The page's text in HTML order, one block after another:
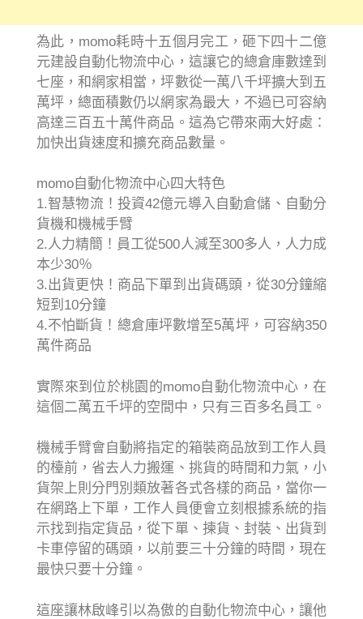
為此，momo耗時十五個月完工，砸下四十二億
元建設自動化物流中心，這讓它的總倉庫數達到
七座，和網家相當，坪數從一萬八千坪擴大到五
萬坪，總面積數仍以網家為最大，不過已可容納
高達三百五十萬件商品。這為它帶來兩大好處：
加快出貨速度和擴充商品數量。
momo自動化物流中心四大特色
1.智慧物流！投資42億元導入自動倉儲、自動分
貨機和機械手臂
2.人力精簡！員工從500人減至300多人，人力成
本少30％
3.出貨更快！商品下單到出貨碼頭，從30分鐘縮
短到10分鐘
4.不怕斷貨！總倉庫坪數增至5萬坪，可容納350
萬件商品
實際來到位於桃園的momo自動化物流中心，在
這個二萬五千坪的空間中，只有三百多名員工。
機械手臂會自動將指定的箱裝商品放到工作人員
的檯前，省去人力搬運、挑貨的時間和力氣，小
貨架上則分門別類放著各式各樣的商品，當你一
在網路上下單，工作人員便會立刻根據系統的指
示找到指定貨品，從下單、揀貨、封裝、出貨到
卡車停留的碼頭，以前要三十分鐘的時間，現在
最快只要十分鐘。
這座讓林啟峰引以為傲的自動化物流中心，讓他